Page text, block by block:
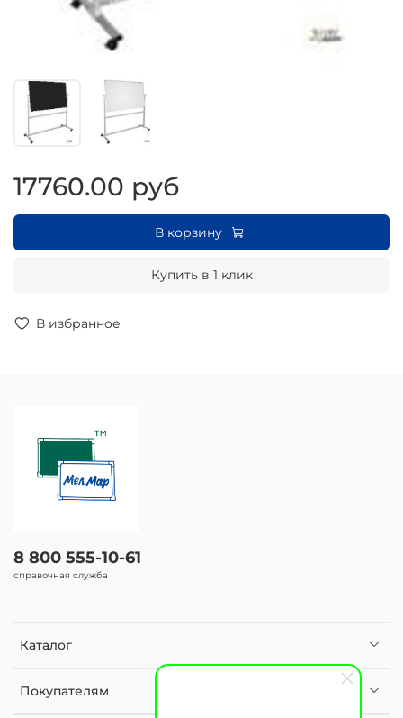
В избранное
17760.00 руб
В корзину
Купить в 1 клик
Каталог
Покупателям
8 800 555-10-61
справочная служба